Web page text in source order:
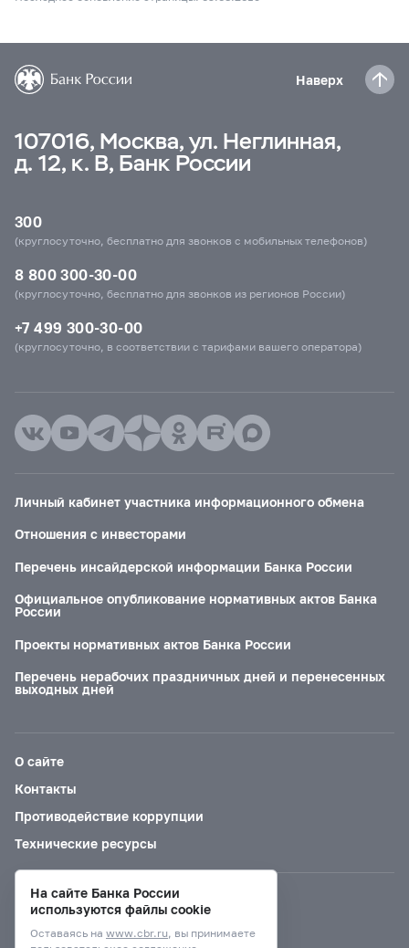
Наверх
107016, Москва, ул. Неглинная,
д. 12, к. В, Банк России
300
(круглосуточно, бесплатно для звонков с мобильных телефонов)
8 800 300-30-00
(круглосуточно, бесплатно для звонков из регионов России)
+7 499 300-30-00
(круглосуточно, в соответствии с тарифами вашего оператора)
Личный кабинет участника информационного обмена
Отношения с инвесторами
Перечень инсайдерской информации Банка России
Официальное опубликование нормативных актов Банка
России
Проекты нормативных актов Банка России
Перечень нерабочих праздничных дней и перенесенных
выходных дней
О сайте
Контакты
Противодействие коррупции
Технические ресурсы
Версия для слабовидящих
На сайте Банка России
используются файлы cookie
Оставаясь на www.cbr.ru, вы принимаете